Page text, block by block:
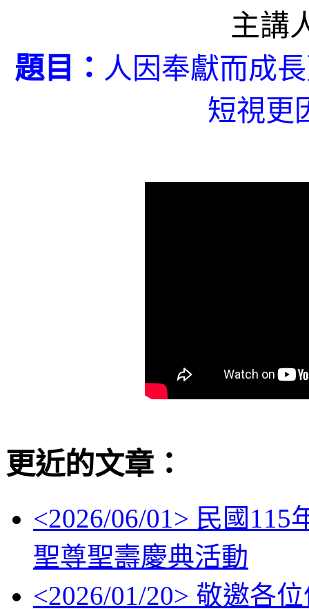
主講
題目： 人因奉獻而成
短視更
更近的文章：
<2026/06/01> 民國115
聖尊聖壽慶典活動
<2026/01/20> 敬邀各